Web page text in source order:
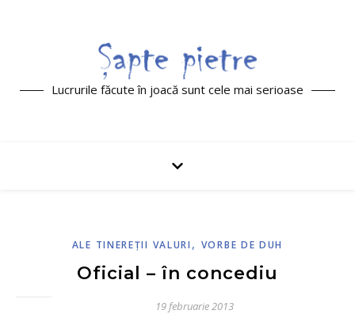
Lucrurile făcute în joacă sunt cele mai serioase
ALE TINEREŢII VALURI , VORBE DE DUH
Oficial – în concediu
19 februarie 2013